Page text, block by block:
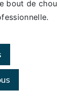
bout de chou